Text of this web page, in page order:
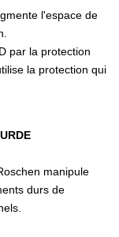
l'espace de
par la protection
la protection qui
manipule
durs de